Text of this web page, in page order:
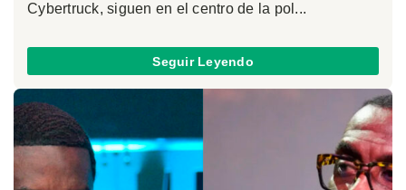
Cybertruck, siguen en el centro de la pol...
Seguir Leyendo